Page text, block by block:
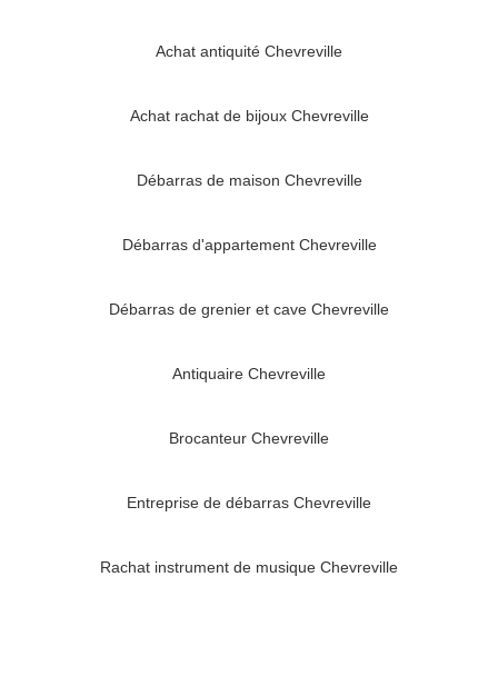
Achat antiquité Chevreville
Achat rachat de bijoux Chevreville
Débarras de maison Chevreville
Débarras d'appartement Chevreville
Débarras de grenier et cave Chevreville
Antiquaire Chevreville
Brocanteur Chevreville
Entreprise de débarras Chevreville
Rachat instrument de musique Chevreville